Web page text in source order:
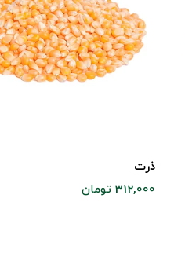
ذرت
312,000 تومان